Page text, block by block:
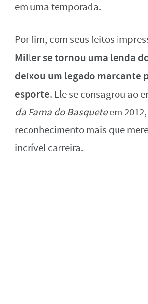
em uma temporada.
Por fim, com seus feitos
Miller se tornou uma lenda
deixou um legado marcante
esporte. Ele se consagrou ao
da Fama do Basqueteem
reconhecimento mais que
incrível carreira.